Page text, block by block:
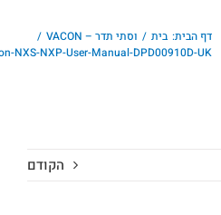
דף הבית: בית
וסתי תדר – VACON
NXS-NXP-User-Manual-DPD00910D-UK
הקודם